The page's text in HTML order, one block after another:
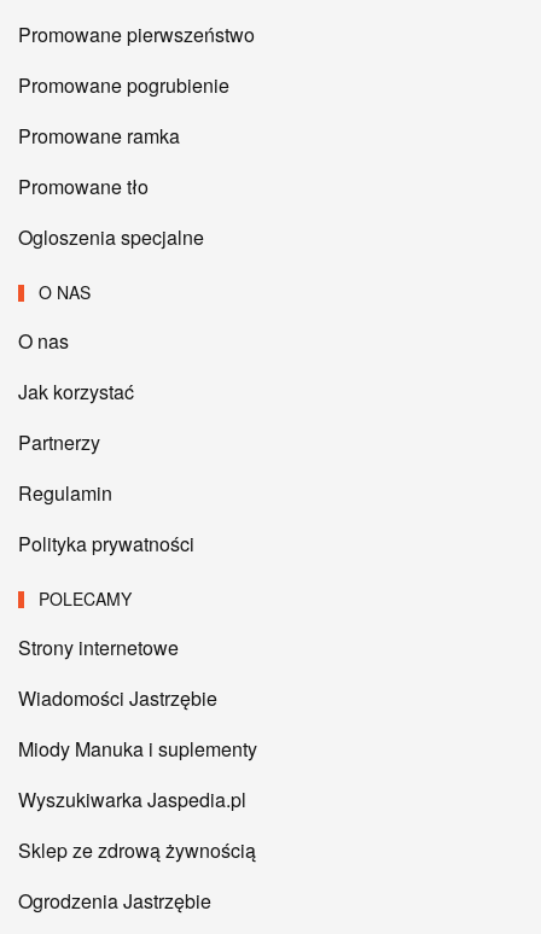
Promowane pierwszeństwo
Promowane pogrubienie
Promowane ramka
Promowane tło
Ogloszenia specjalne
O NAS
O nas
Jak korzystać
Partnerzy
Regulamin
Polityka prywatności
POLECAMY
Strony internetowe
Wiadomości Jastrzębie
Miody Manuka i suplementy
Wyszukiwarka Jaspedia.pl
Sklep ze zdrową żywnością
Ogrodzenia Jastrzębie